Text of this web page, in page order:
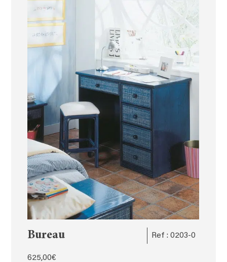
Bureau Ref : 0203-0
625,00€